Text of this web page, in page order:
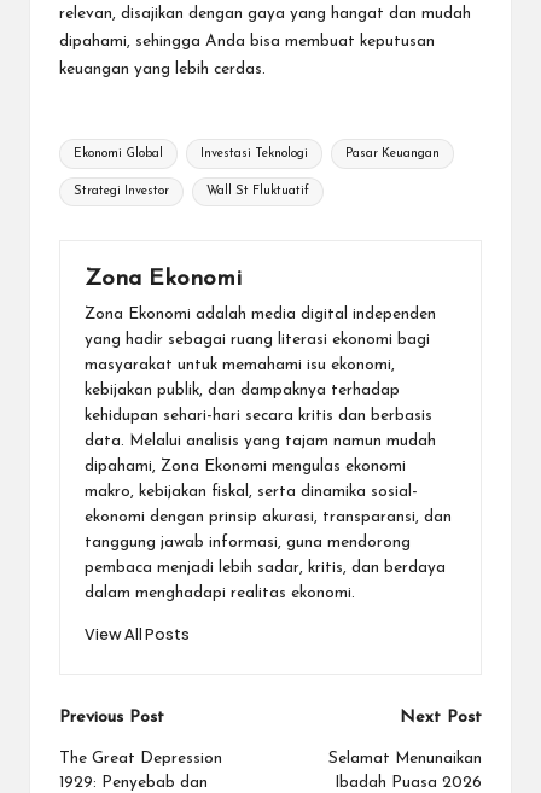
relevan, disajikan dengan gaya yang hangat dan mudah
dipahami, sehingga Anda bisa membuat keputusan
keuangan yang lebih cerdas.
Tags:
Ekonomi Global Investasi Teknologi Pasar Keuangan
Strategi Investor Wall St Fluktuatif
Zona Ekonomi
Zona Ekonomi adalah media digital independen
yang hadir sebagai ruang literasi ekonomi bagi
masyarakat untuk memahami isu ekonomi,
kebijakan publik, dan dampaknya terhadap
kehidupan sehari-hari secara kritis dan berbasis
data. Melalui analisis yang tajam namun mudah
dipahami, Zona Ekonomi mengulas ekonomi
makro, kebijakan fiskal, serta dinamika sosial-
ekonomi dengan prinsip akurasi, transparansi, dan
tanggung jawab informasi, guna mendorong
pembaca menjadi lebih sadar, kritis, dan berdaya
dalam menghadapi realitas ekonomi.
View All Posts
Post
navigation
Previous Post
The Great Depression
1929: Penyebab dan
Next Post
Selamat Menunaikan
Ibadah Puasa 2026